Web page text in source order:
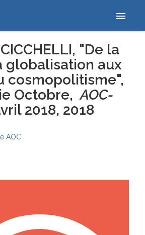
menu
du cosmopolitisme", Avec Sylvie Octobre, …
"De la
globalisation aux
cosmopolitisme",
Octobre,AOC-
2018, 2018
AOC